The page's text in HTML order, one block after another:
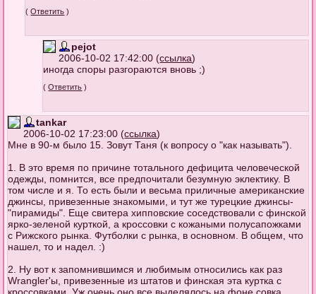
(Ответить )
pejot
2006-10-02 17:42:00 (ссылка)
иногда споры разгораются вновь ;)
(Ответить )
tankar
2006-10-02 17:23:00 (ссылка)
Мне в 90-м было 15. Зовут Таня (к вопросу о "как называть").
1. В это время по причине тотального дефицита человеческой
одежды, помнится, все предпочитали безумную эклектику. В
том числе и я. То есть были и весьма приличные американские
джинсы, привезенные знакомыми, и тут же турецкие джинсы-
"пирамиды". Еще свитера хипповские соседствовали с финской
ярко-зеленой курткой, а кроссовки с кожаными полусапожками
с Рижского рынка. Футболки с рынка, в основном. В общем, что
нашел, то и надел. :)
2. Ну вот к запомнившимся и любимым относились как раз
Wrangler'ы, привезенные из штатов и финская эта куртка с
кроссовками. Уж очень оно все выделялось на фоне совка.